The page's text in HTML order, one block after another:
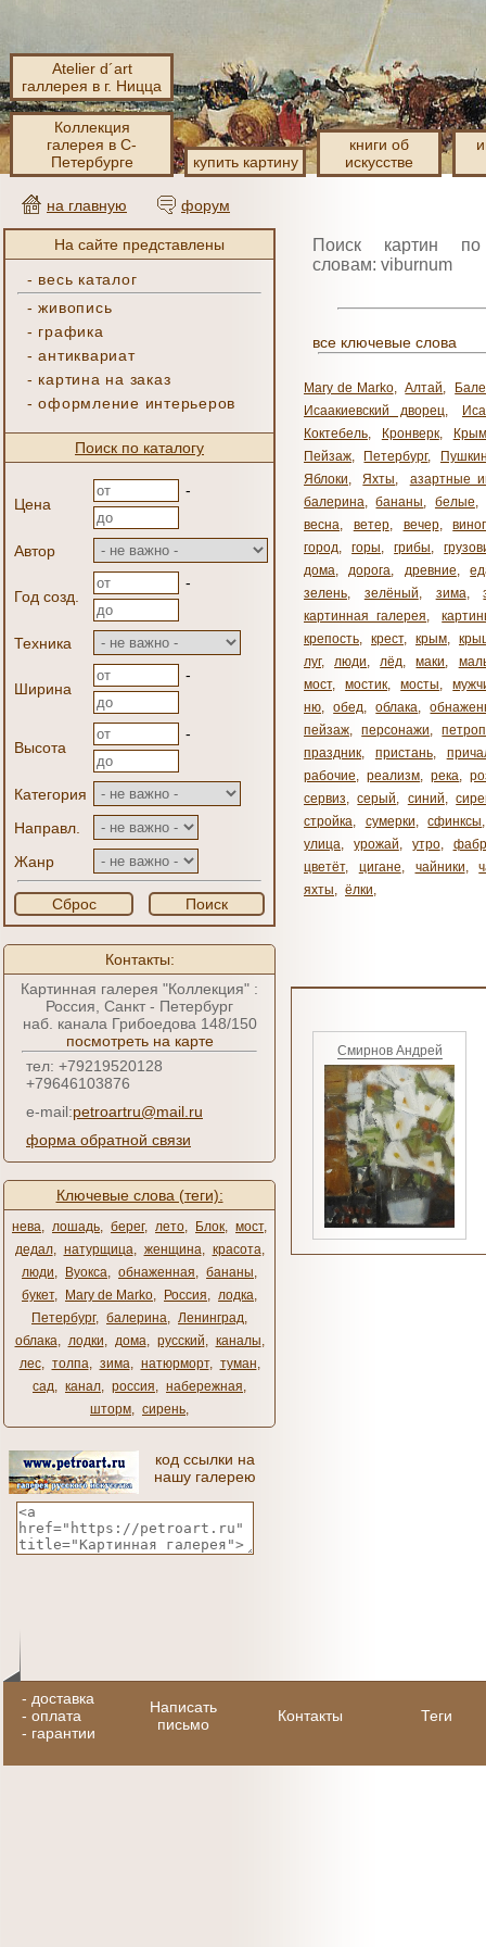
Atelier d´art
галлерея в г. Ницца
Коллекция
галерея в С-
Петербурге
купить картину
книги об
искусстве
на главную форум
На сайте представлены
- весь каталог
-живопись
- графика
-антиквариат
- картина на заказ
-оформление интерьеров
Поиск по каталогу
Цена
-
Автор
Год созд.
-
Техника
Ширина
-
Высота
-
Категория
Направл.
Жанр
Сброс Поиск
Контакты:
Картинная галерея "Коллекция" :
Россия, Санкт - Петербург
наб. канала Грибоедова 148/150
посмотреть на карте
тел: +79219520128
+79646103876
e-mail:petroartru@mail.ru
форма обратной связи
Ключевые слова (теги):
нева, лошадь, берег, лето, Блок, мост,
дедал, натурщица, женщина, красота,
люди, Вуокса, обнаженная, бананы,
букет, Mary de Marko, Россия, лодка,
Петербург, балерина, Ленинград,
облака, лодки, дома, русский, каналы,
лес, толпа, зима, натюрморт, туман,
сад, канал, россия, набережная,
шторм, сирень,
код ссылки на
нашу галерею
Поиск картин
словам: viburnum
все ключевые слова
Mary de Marko, Алтай,
Исаакиевский дворец,
Коктебель, Кронверк,
Крым
Пейзаж, Петербург,
Яблоки, Яхты,
азартные
балерина, бананы, белые,
весна, ветер, вечер,
город, горы, грибы,
дома, дорога, древние,
зелень, зелёный, зима,
картинная галерея,
крепость, крест, крым,
луг, люди, лёд, маки,
мост, мостик, мосты,
ню, обед, облака,
пейзаж, персонажи,
праздник, пристань,
рабочие, реализм, река,
сервиз, серый, синий,
стройка, сумерки, сфинксы
улица, урожай, утро,
цветёт, цигане, чайники,
яхты, ёлки,
Смирнов Андрей
- доставка
- оплата
- гарантии
Написать
письмо
Контакты Теги